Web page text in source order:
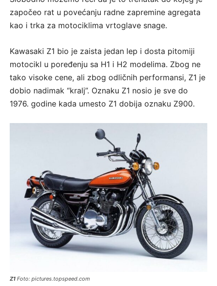
započeo rat u povećanju radne zapremine agregata
kao i trka za motociklima vrtoglave snage.
Kawasaki Z1 bio je zaista jedan lep i dosta pitomiji
motocikl u poređenju sa H1 i H2 modelima. Zbog ne
tako visoke cene, ali zbog odličnih performansi, Z1 je
dobio nadimak “kralj”. Oznaku Z1 nosio je sve do
1976. godine kada umesto Z1 dobija oznaku Z900.
Z1 Foto: pictures.topspeed.com